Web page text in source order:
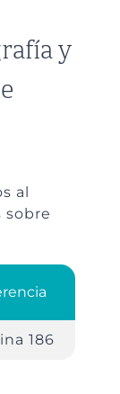
y
al
sobre
186